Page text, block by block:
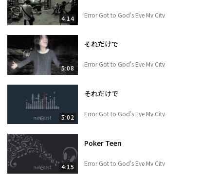
4:14 Error Got to God's Eye My City
5:08
それだけで
Error Got to God's Eye My City
5:02
それだけで
Error Got to God's Eye My City
4:15
Poker Teen
Error Got to God's Eye My City